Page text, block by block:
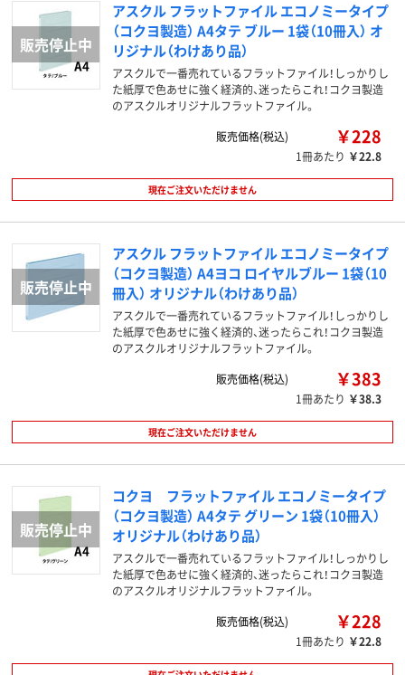
アスクル フラットファイル エコノミータイプ
（コクヨ製造） A4タテ ブルー 1袋（10冊入） オ
リジナル（わけあり品）
アスクルで一番売れているフラットファイル！しっかりし
た紙厚で色あせに強く経済的、迷ったらこれ！コクヨ製造
のアスクルオリジナルフラットファイル。
販売価格(税込)
￥228
1冊あたり ￥22.8
現在ご注文いただけません
アスクル フラットファイル エコノミータイプ
（コクヨ製造） A4ヨコ ロイヤルブルー 1袋（10
冊入） オリジナル（わけあり品）
アスクルで一番売れているフラットファイル！しっかりし
た紙厚で色あせに強く経済的、迷ったらこれ！コクヨ製造
のアスクルオリジナルフラットファイル。
販売価格(税込)
￥383
1冊あたり ￥38.3
現在ご注文いただけません
コクヨ フラットファイル エコノミータイプ
（コクヨ製造） A4タテ グリーン 1袋（10冊入）
オリジナル（わけあり品）
アスクルで一番売れているフラットファイル！しっかりし
た紙厚で色あせに強く経済的、迷ったらこれ！コクヨ製造
のアスクルオリジナルフラットファイル。
販売価格(税込)
￥228
1冊あたり ￥22.8